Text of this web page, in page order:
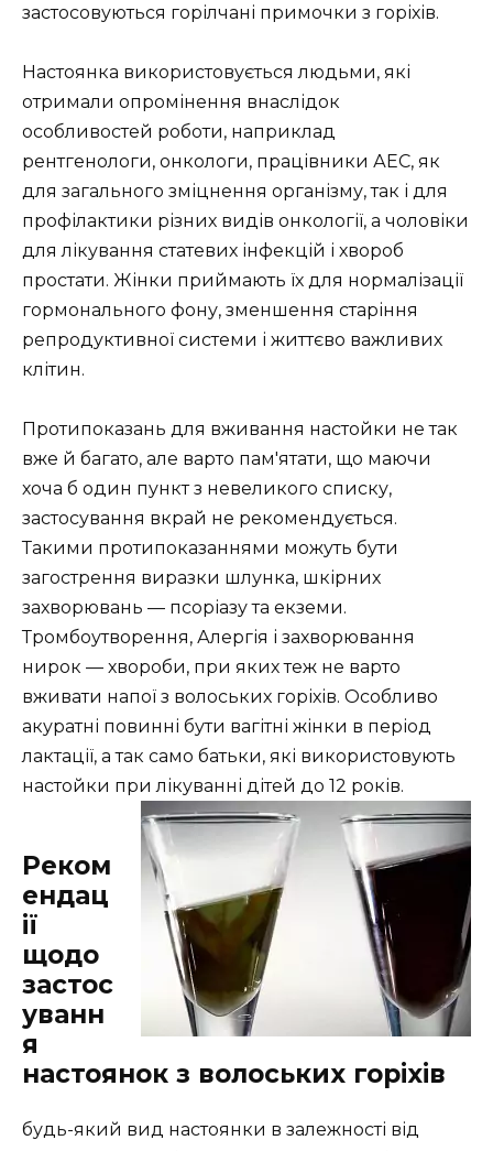
застосовуються горілчані примочки з горіхів.
Настоянка використовується людьми, які
отримали опромінення внаслідок
особливостей роботи, наприклад
рентгенологи, онкологи, працівники АЕС, як
для загального зміцнення організму, так і для
профілактики різних видів онкології, а чоловіки
для лікування статевих інфекцій і хвороб
простати. Жінки приймають їх для нормалізації
гормонального фону, зменшення старіння
репродуктивної системи і життєво важливих
клітин.
Протипоказань для вживання настойки не так
вже й багато, але варто пам'ятати, що маючи
хоча б один пункт з невеликого списку,
застосування вкрай не рекомендується.
Такими протипоказаннями можуть бути
загострення виразки шлунка, шкірних
захворювань — псоріазу та екземи.
Тромбоутворення, Алергія і захворювання
нирок — хвороби, при яких теж не варто
вживати напої з волоських горіхів. Особливо
акуратні повинні бути вагітні жінки в період
лактації, а так само батьки, які використовують
настойки при лікуванні дітей до 12 років.
Реком
ендац
ії
щодо
застос
уванн
я
настоянок з волоських горіхів
будь-який вид настоянки в залежності від